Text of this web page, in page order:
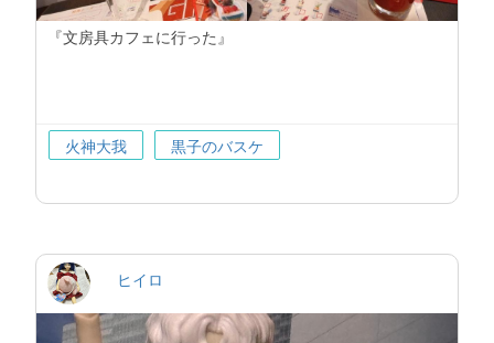
『文房具カフェに行った』
火神大我 黒子のバスケ
ヒイロ